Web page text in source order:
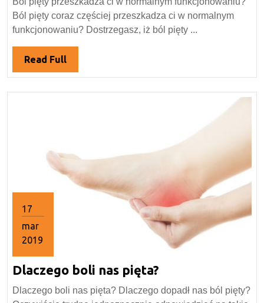
przeszkadza
ci
Ból pięty coraz częściej przeszkadza ci w normalnym
funkcjonowaniu? Dostrzegasz, iż ból pięty ...
Read FullRead
Full
17
mar
2019
marca
Dlaczego boli nas pięta?
boli
nas
Dlaczego boli nas pięta? Dlaczego dopadł nas ból pięty?